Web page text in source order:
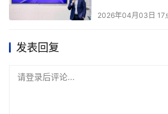
构，通过光纤存储交换机，SB-
统可被连入私有或公共的SAN环境，
对其进行管理。
2026年04月03日 17
发表回复
请登录后评论...